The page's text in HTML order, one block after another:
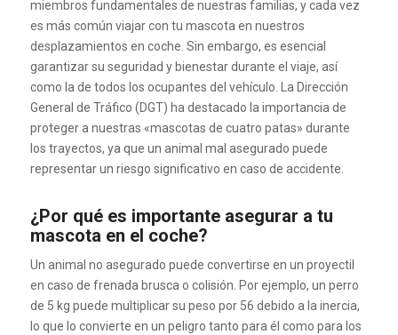
miembros fundamentales de nuestras familias, y cada vez
es más común viajar con tu mascota en nuestros
desplazamientos en coche. Sin embargo, es esencial
garantizar su seguridad y bienestar durante el viaje, así
como la de todos los ocupantes del vehículo. La Dirección
General de Tráfico (DGT) ha destacado la importancia de
proteger a nuestras «mascotas de cuatro patas» durante
los trayectos, ya que un animal mal asegurado puede
representar un riesgo significativo en caso de accidente.
¿Por qué es importante asegurar a tu
mascota en el coche?
Un animal no asegurado puede convertirse en un proyectil
en caso de frenada brusca o colisión. Por ejemplo, un perro
de 5 kg puede multiplicar su peso por 56 debido a la inercia,
lo que lo convierte en un peligro tanto para él como para los